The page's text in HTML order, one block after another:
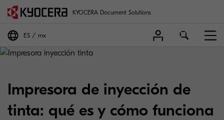
KYOCERA Document Solutions
ES mx
Impresora de inyección de
tinta: qué es y cómo funciona